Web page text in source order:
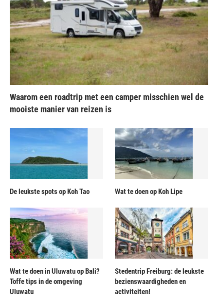
Waarom een roadtrip met een camper misschien wel de
mooiste manier van reizen is
De leukste spots op Koh Tao Wat te doen op Koh Lipe
Wat te doen in Uluwatu op Bali?
Toffe tips in de omgeving
Uluwatu
Stedentrip Freiburg: de leukste
bezienswaardigheden en
activiteiten!